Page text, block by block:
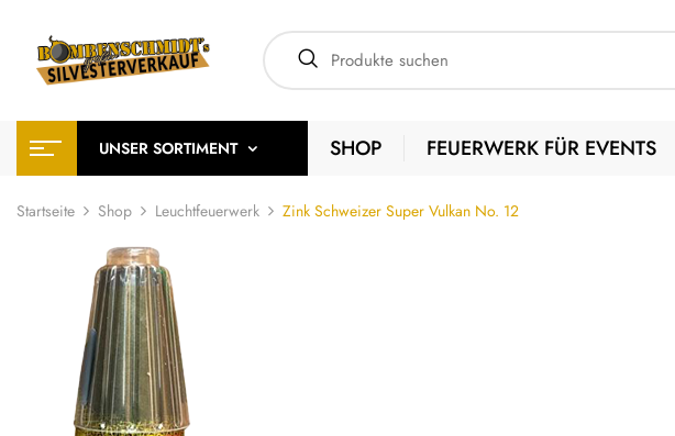
UNSER SORTIMENT SHOP FEUERWERK FÜR EVENTS
Startseite Shop Leuchtfeuerwerk Zink Schweizer Super Vulkan No. 12